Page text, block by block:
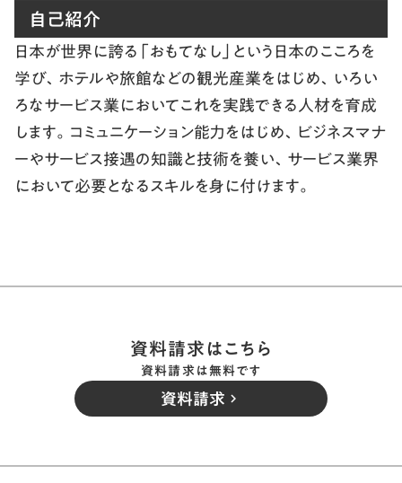
自己紹介
日本が世界に誇る「おもてなし」という日本のこころを
学び、ホテルや旅館などの観光産業をはじめ、いろい
ろなサービス業においてこれを実践できる人材を育成
します。コミュニケーション能力をはじめ、ビジネスマナ
ーやサービス接遇の知識と技術を養い、サービス業界
において必要となるスキルを身に付けます。
資料請求はこちら
資料請求は無料です
資料請求 keyboard_arrow_right